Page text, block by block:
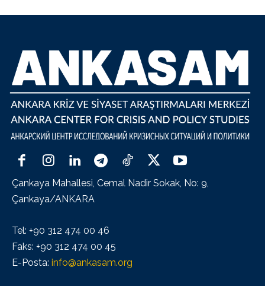
Çankaya Mahallesi, Cemal Nadir Sokak, No: 9,
Çankaya/ANKARA
Tel: +90 312 474 00 46
Faks: +90 312 474 00 45
E-Posta: info@ankasam.org